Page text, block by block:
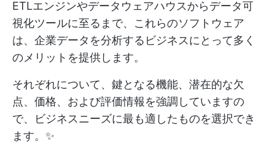
ETLエンジンやデータウェアハウスからデータ可
視化ツールに至るまで、これらのソフトウェア
は、企業データを分析するビジネスにとって多く
のメリットを提供します。
それぞれについて、鍵となる機能、潜在的な欠
点、価格、および評価情報を強調していますの
で、ビジネスニーズに最も適したものを選択でき
ます。✨